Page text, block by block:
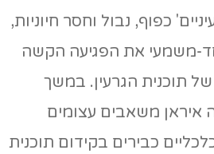
כפוף, נבול וחסר חיוניות,
משמעי את הפגיעה הקשה
תוכנית הגרעין. במשך
איראן משאבים עצומים
כבירים בקידום תוכנית